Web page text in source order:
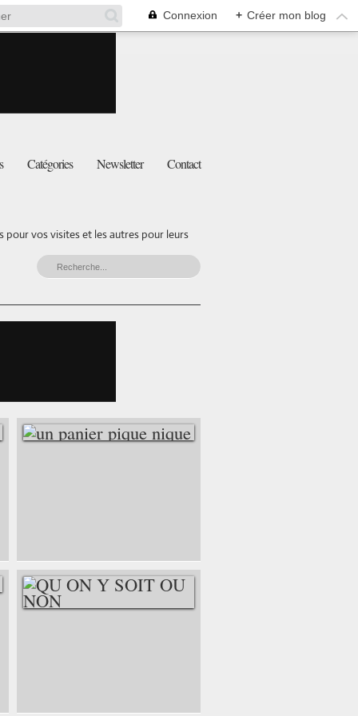
Connexion + Créer mon blog
Catégories Newsletter Contact
vos visites et les autres pour leurs